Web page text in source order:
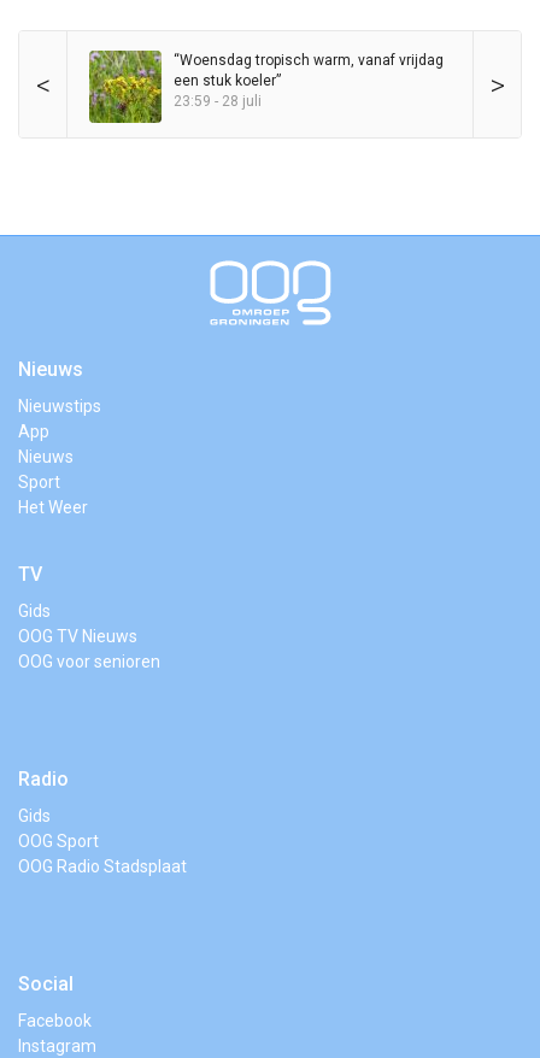
< >
“Woensdag tropisch warm, vanaf vrijdag
een stuk koeler”
23:59 - 28 juli
Nieuws
Nieuwstips
App
Nieuws
Sport
Het Weer
TV
Gids
OOG TV Nieuws
OOG voor senioren
Radio
Gids
OOG Sport
OOG Radio Stadsplaat
Social
Facebook
Instagram